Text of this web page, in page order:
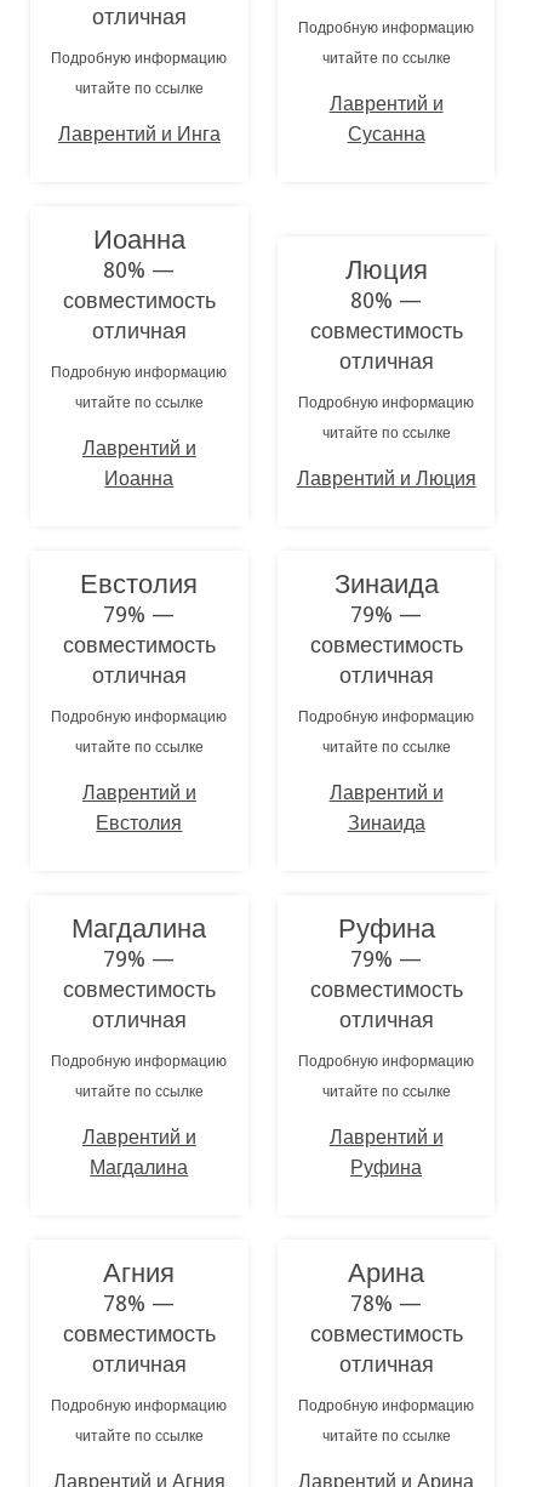
отличная
Подробную информацию
читайте по ссылке
Лаврентий и Инга
Подробную информацию
читайте по ссылке
Лаврентий и
Сусанна
Иоанна
80% —
совместимость
отличная
Подробную информацию
читайте по ссылке
Лаврентий и
Иоанна
Люция
80% —
совместимость
отличная
Подробную информацию
читайте по ссылке
Лаврентий и Люция
Евстолия
79% —
совместимость
отличная
Подробную информацию
читайте по ссылке
Лаврентий и
Евстолия
Зинаида
79% —
совместимость
отличная
Подробную информацию
читайте по ссылке
Лаврентий и
Зинаида
Магдалина
79% —
совместимость
отличная
Подробную информацию
читайте по ссылке
Лаврентий и
Магдалина
Руфина
79% —
совместимость
отличная
Подробную информацию
читайте по ссылке
Лаврентий и
Руфина
Агния
78% —
совместимость
отличная
Подробную информацию
читайте по ссылке
Лаврентий и Агния
Арина
78% —
совместимость
отличная
Подробную информацию
читайте по ссылке
Лаврентий и Арина